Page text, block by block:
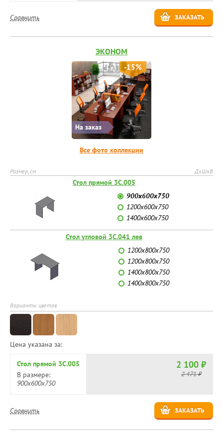
ЗАКАЗАТЬ
Сравнить
ЭКОНОМ
На заказ
-15%
Все фото коллекции
Размер, см ДхШхВ
Стол прямой 3С.005
900х600х750
1200х600х750
1400х600х750
Стол угловой 3С.041 лев
1200х800х750
1200х800х750
1400х800х750
1400х800х750
Варианты цветов
Цена указана за:
Стол прямой 3С.005
В размере:
900х600х750
2 100 ₽
2 471 ₽
ЗАКАЗАТЬ
Сравнить